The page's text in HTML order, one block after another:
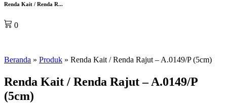
Renda Kait / Renda R...
0
Beranda » Produk » Renda Kait / Renda Rajut – A.0149/P (5cm)
Renda Kait / Renda Rajut – A.0149/P
(5cm)